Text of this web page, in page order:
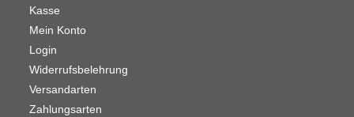
Kasse
Mein Konto
Login
Widerrufsbelehrung
Versandarten
Zahlungsarten